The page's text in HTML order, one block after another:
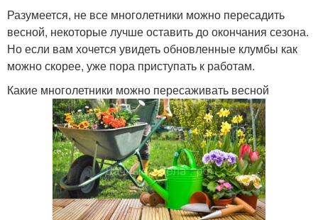
Разумеется, не все многолетники можно пересадить
весной, некоторые лучше оставить до окончания сезона.
Но если вам хочется увидеть обновленные клумбы как
можно скорее, уже пора приступать к работам.
Какие многолетники можно пересаживать весной